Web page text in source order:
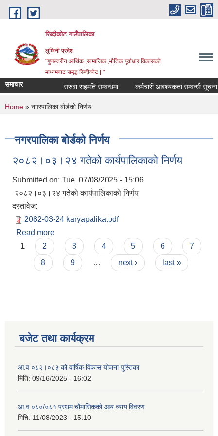
Skip to main content
रिब्दीकोट गाउँपालिका
लुम्बिनी प्रदेश
"गुणस्तरीय आर्थिक ,सामाजिक ,भौतिक पूर्वाधार विकासको
माध्यमबाट समृद्ध रिब्दीकोट | "
समाचार सरुवा सहमति सम्वन्धमा कर्मचारी आवश्यकता सम्वन्धी सूचना
You are here
Home » नगरपालिका बोर्डको निर्णय
नगरपालिका बोर्डको निर्णय
२०८२।०३।२४ गतेको कार्यपालिकाको निर्णय
Submitted on: Tue, 07/08/2025 - 15:06
२०८२।०३।२४ गतेको कार्यपालिकाको निर्णय
दस्तावेज:
2082-03-24 karyapalika.pdf
Read more
Pages
1 2 3 4 5 6
7
8
9 … next › last »
बजेट तथा कार्यक्रम
आ.व ०८२।०८३ को वार्षिक विकास योजना पुस्तिका
मिति: 09/16/2025 - 16:02
आ.व ०८०/०८१ प्रथम चौमासिकको आय व्याय विवरण
मिति: 11/08/2023 - 15:10